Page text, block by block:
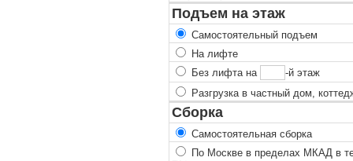
Подъем на этаж
Самостоятельный подъем
На лифте
Без лифта на
-й этаж
Разгрузка в частный дом,
Сборка
Самостоятельная сборка
По Москве в пределах МКАД в